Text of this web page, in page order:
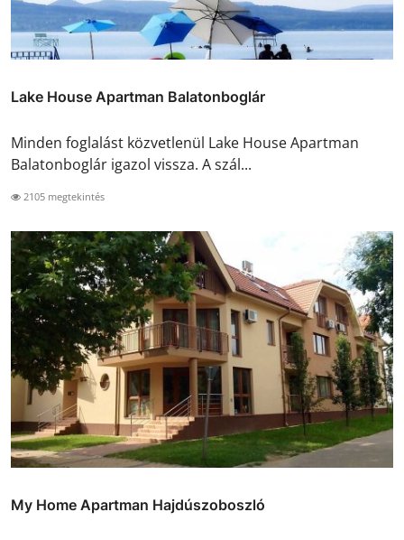
Lake House Apartman Balatonboglár
Minden foglalást közvetlenül Lake House Apartman
Balatonboglár igazol vissza. A szál...
2105 megtekintés
My Home Apartman Hajdúszoboszló